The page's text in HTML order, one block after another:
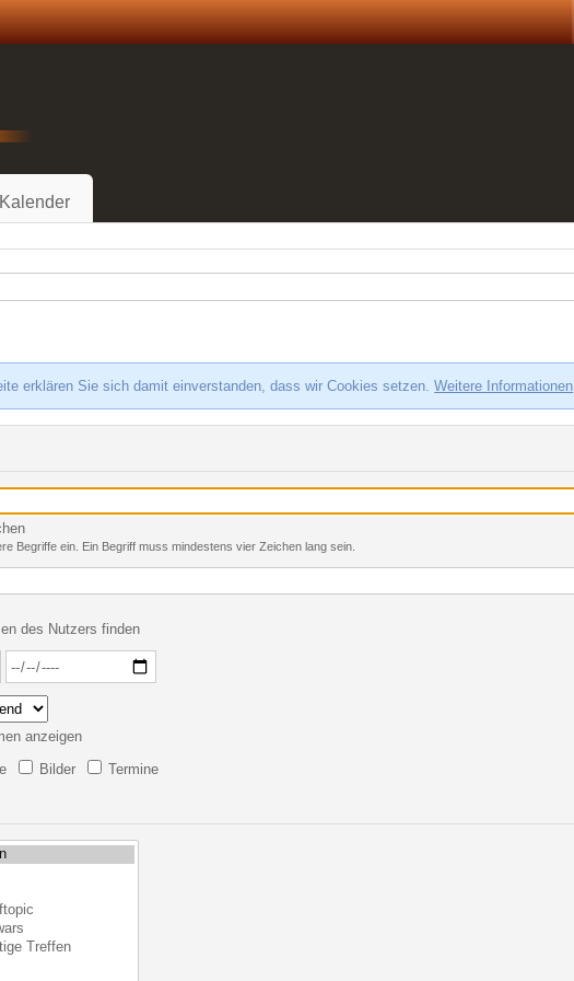
Kalender
erklären Sie sich damit einverstanden, dass wir Cookies setzen.Weitere Informationen
Begriffe ein. Ein Begriff muss mindestens vier Zeichen lang sein.
des Nutzers finden
anzeigen
Bilder Termine